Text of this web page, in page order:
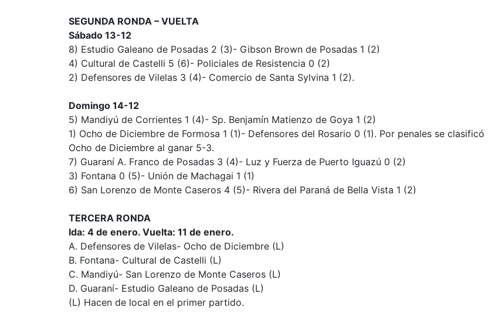
SEGUNDA RONDA – VUELTA
Sábado 13-12
8) Estudio Galeano de Posadas 2 (3)- Gibson Brown de Posadas 1 (2)
4) Cultural de Castelli 5 (6)- Policiales de Resistencia 0 (2)
2) Defensores de Vilelas 3 (4)- Comercio de Santa Sylvina 1 (2).
Domingo 14-12
5) Mandiyú de Corrientes 1 (4)- Sp. Benjamín Matienzo de Goya 1 (2)
1) Ocho de Diciembre de Formosa 1 (1)- Defensores del Rosario 0 (1). Por penales se clasificó
Ocho de Diciembre al ganar 5-3.
7) Guaraní A. Franco de Posadas 3 (4)- Luz y Fuerza de Puerto Iguazú 0 (2)
3) Fontana 0 (5)- Unión de Machagai 1 (1)
6) San Lorenzo de Monte Caseros 4 (5)- Rivera del Paraná de Bella Vista 1 (2)
TERCERA RONDA
Ida: 4 de enero. Vuelta: 11 de enero.
A. Defensores de Vilelas- Ocho de Diciembre (L)
B. Fontana- Cultural de Castelli (L)
C. Mandiyú- San Lorenzo de Monte Caseros (L)
D. Guaraní- Estudio Galeano de Posadas (L)
(L) Hacen de local en el primer partido.